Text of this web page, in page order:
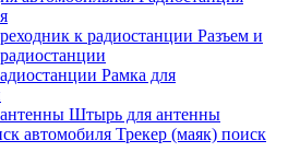
Разъем и
Рамка для
Штырь для антенны
Трекер (маяк) поиск